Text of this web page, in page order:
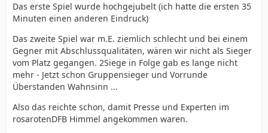
Das erste Spiel wurde hochgejubelt (ich hatte die ersten 35
Minuten einen anderen Eindruck)
Das zweite Spiel war m.E. ziemlich schlecht und bei einem
Gegner mit Abschlussqualitäten, wären wir nicht als Sieger
vom Platz gegangen. 2Siege in Folge gab es lange nicht
mehr - Jetzt schon Gruppensieger und Vorrunde
Überstanden Wahnsinn ...
Also das reichte schon, damit Presse und Experten im
rosarotenDFB Himmel angekommen waren.